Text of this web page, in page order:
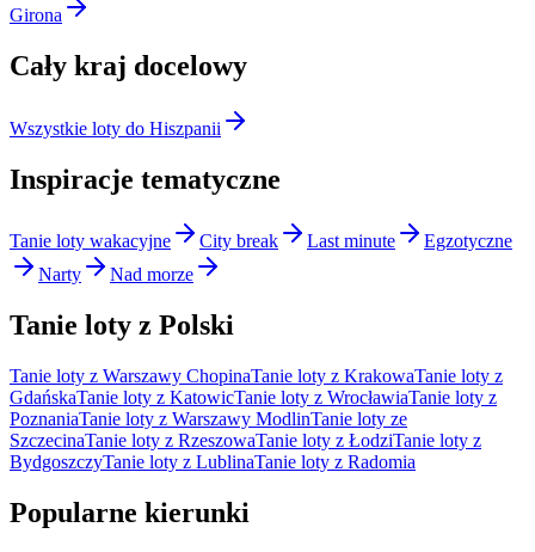
Girona
Cały kraj docelowy
Wszystkie loty do Hiszpanii
Inspiracje tematyczne
Tanie loty wakacyjne City break Last minute
Egzotyczne
Narty
Nad morze
Tanie loty z Polski
Tanie loty z Warszawy ChopinaTanie loty z KrakowaTanie loty z
GdańskaTanie loty z KatowicTanie loty z WrocławiaTanie loty z
PoznaniaTanie loty z Warszawy ModlinTanie loty ze
SzczecinaTanie loty z RzeszowaTanie loty z ŁodziTanie loty z
BydgoszczyTanie loty z LublinaTanie loty z Radomia
Popularne kierunki